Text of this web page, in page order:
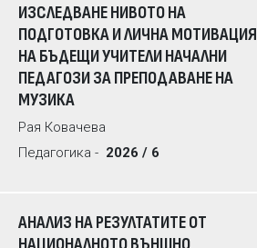
ИЗСЛЕДВАНЕ НИВОТО НА
ПОДГОТОВКА И ЛИЧНА МОТИВАЦИЯ
НА БЪДЕЩИ УЧИТЕЛИ НАЧАЛНИ
ПЕДАГОЗИ ЗА ПРЕПОДАВАНЕ НА
МУЗИКА
Рая Ковачева
Педагогика - 2026 / 6
АНАЛИЗ НА РЕЗУЛТАТИТЕ ОТ